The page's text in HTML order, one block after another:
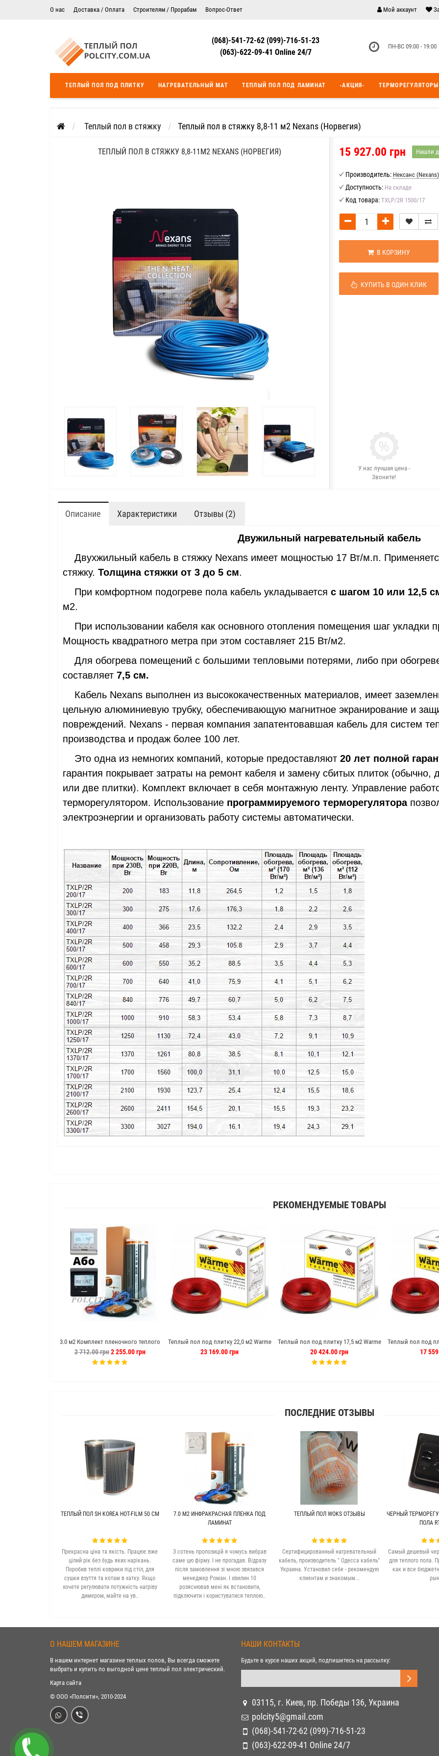
О нас Доставка / Оплата Строителям / Прорабам Вопрос-Ответ
Цены на монтаж теплого пола
Теплый пол в Днепропетровск
Теплый пол Одесса Теплый пол Черкассы
Мой аккаунт
(068)-541-72-62 (099)-716-51-23
(063)-622-09-41 Online 24/7
ПН-ВС 09:00 - 19:00
ТЕПЛЫЙ ПОЛ ПОД ПЛИТКУ НАГРЕВАТЕЛЬНЫЙ МАТ ТЕПЛЫЙ ПОЛ ПОД ЛАМИНАТ -АКЦИЯ- ТЕРМОРЕГУЛЯТОРЫ
Теплый пол в стяжку Теплый пол в стяжку 8,8-11 м2 Nexans (Норвегия)
ТЕПЛЫЙ ПОЛ В СТЯЖКУ 8,8-11М2 NEXANS (НОРВЕГИЯ) 15 927.00 грн Нашли
Производитель: Нексанс (Nexans)
Доступность: На складе
Код товара: TXLP/2R 1500/17
В КОРЗИНУ
КУПИТЬ В ОДИН КЛИК
У нас лучшая цена -
Звоните!
Описание Характеристики Отзывы (2)
Двужильный нагревательный кабель
Двухжильный кабель в стяжку Nexans имеет мощностью 17 Вт/м.п.
стяжку. Толщина стяжки от 3 до 5 см.
При комфортном подогреве пола кабель укладывается с шагом 10 или 12,5
м2.
При использовании кабеля как основного отопления помещения шаг укладки
Мощность квадратного метра при этом составляет 215 Вт/м2.
Для обогрева помещений с большими тепловыми потерями, либо при
составляет 7,5 см.
Кабель Nexans выполнен из высококачественных материалов, имеет
цельную алюминиевую трубку, обеспечивающую магнитное экранирование и
повреждений. Nexans - первая компания запатентовавшая кабель для систем
производства и продаж более 100 лет.
Это одна из немногих компаний, которые предоставляют 20 лет полной
гарантия покрывает затраты на ремонт кабеля и замену сбитых плиток (обычно,
или две плитки). Комплект включает в себя монтажную ленту. Управление
терморегулятором. Использование программируемого терморегулятора
электроэнергии и организовать работу системы автоматически.
РЕКОМЕНДУЕМЫЕ ТОВАРЫ
3.0 м2 Комплект пленочного теплого
пола hot film теплый пол отзывы
2 712.00 грн2 255.00 грн
Теплый пол под плитку 22,0 м2 Warme
220 м кабель (Германия)
23 169.00 грн
Теплый пол под плитку 17,5 м2 Warme
175 м кабель (Германия)
20 424.00 грн
Теплый пол под
140 м17
ПОСЛЕДНИЕ ОТЗЫВЫ
ТЕПЛЫЙ ПОЛ SH KOREA HOT-FILM 50 СМ
Прекрасна ціна та якість. Працює вже
цілий рік без будь яких нарікань.
Поробив теплі коврики під стіл, для
сушки взуття та котам в хатку. Якщо
хочете регулювати потужність нагріву
димером, майте на ув..
7.0 М2 ИНФРАКРАСНАЯ ПЛЕНКА ПОД
ЛАМИНАТ
З сотень пропозицій я чомусь вибрав
саме цю фірму. І не прогадав. Відразу
після замовлення зі мною звязався
менеджер Роман. І хвилин 10
розяснював мені як встановити,
підключити і користуватися теплою..
ТЕПЛЫЙ ПОЛ WOKS ОТЗЫВЫ
Сертифицированный нагревательный
кабель, производитель " Одесса кабель"
Украина. Установил себе - рекомендую
клиентам и знакомым...
ЧЕРНЫЙ
ПОЛА
Самый дешевый
для теплого пола.
как и все
О НАШЕМ МАГАЗИНЕ
В нашем интернет магазине теплых полов, Вы всегда сможете
выбрать и купить по выгодной цене теплый пол электрический.
Карта сайта
© ООО «Полсити», 2010-2024
НАШИ КОНТАКТЫ
Будьте в курсе наших акций, подпишитесь на рассылку:
03115, г. Киев, пр. Победы 136, Украина
polcity5@gmail.com
(068)-541-72-62 (099)-716-51-23
(063)-622-09-41 Online 24/7